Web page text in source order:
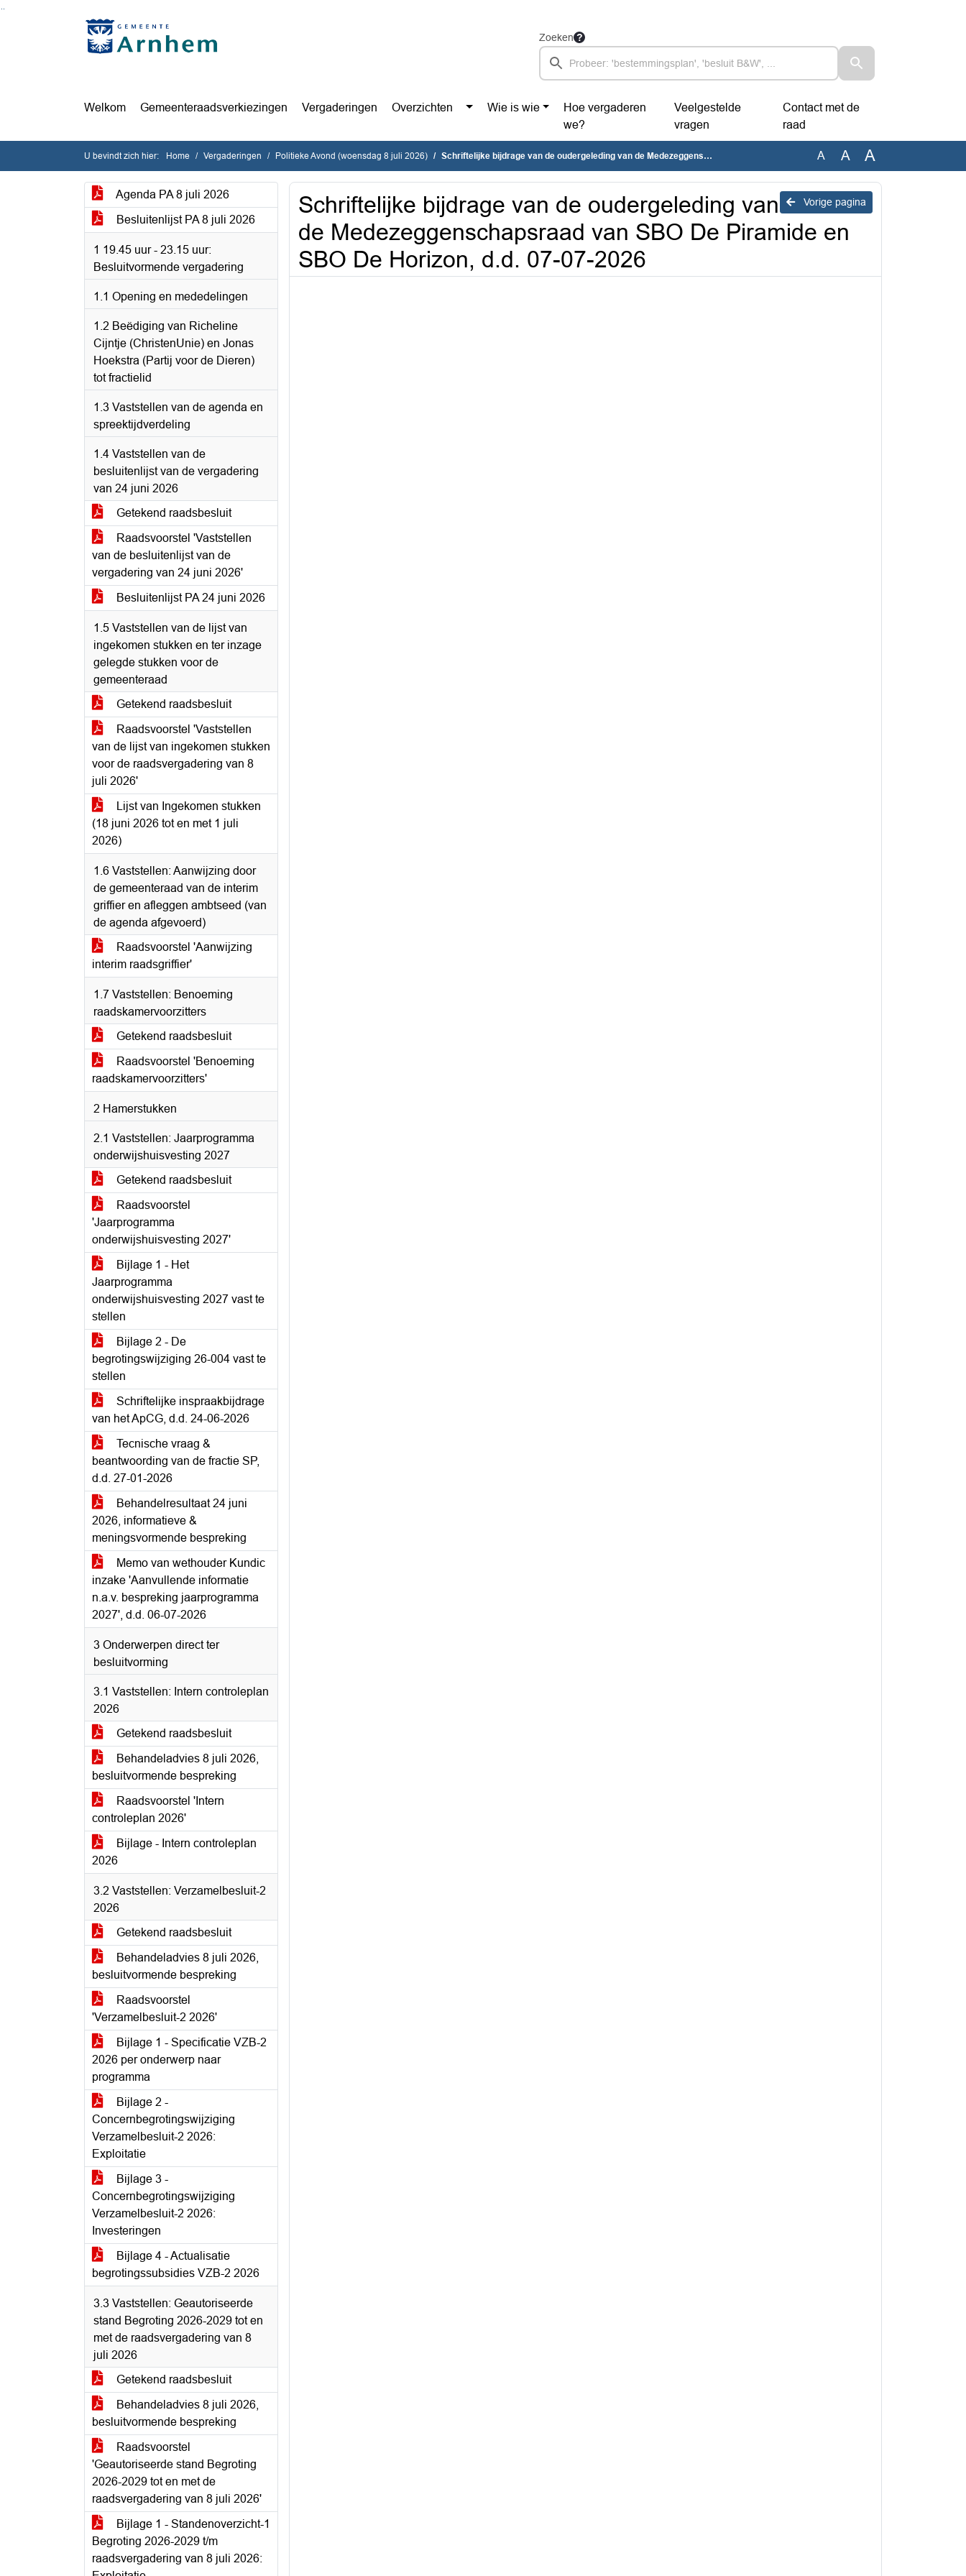
Ga naar de inhoud van deze pagina
Ga naar het zoeken
Ga naar het menu
Zoeken
Welkom Gemeenteraadsverkiezingen Vergaderingen Overzichten Wie is wie
Hoe vergaderen
we?
Veelgestelde
vragen
Contact met de
raad
U bevindt zich hier: Home Vergaderingen Politieke Avond (woensdag 8 juli 2026) Schriftelijke bijdrage van de oudergeleding van de Medezeggenschapsraad van SBO De Piramide en SBO De Horizon, d.d. 07-07-2026 A A A
Agenda PA 8 juli 2026
Besluitenlijst PA 8 juli 2026
1 19.45 uur - 23.15 uur:
Besluitvormende vergadering
1.1 Opening en mededelingen
1.2 Beëdiging van Richeline
Cijntje (ChristenUnie) en Jonas
Hoekstra (Partij voor de Dieren)
tot fractielid
1.3 Vaststellen van de agenda en
spreektijdverdeling
1.4 Vaststellen van de
besluitenlijst van de vergadering
van 24 juni 2026
Getekend raadsbesluit
Raadsvoorstel 'Vaststellen
van de besluitenlijst van de
vergadering van 24 juni 2026'
Besluitenlijst PA 24 juni 2026
1.5 Vaststellen van de lijst van
ingekomen stukken en ter inzage
gelegde stukken voor de
gemeenteraad
Getekend raadsbesluit
Raadsvoorstel 'Vaststellen
van de lijst van ingekomen stukken
voor de raadsvergadering van 8
juli 2026'
Lijst van Ingekomen stukken
(18 juni 2026 tot en met 1 juli
2026)
1.6 Vaststellen: Aanwijzing door
de gemeenteraad van de interim
griffier en afleggen ambtseed (van
de agenda afgevoerd)
Raadsvoorstel 'Aanwijzing
interim raadsgriffier'
1.7 Vaststellen: Benoeming
raadskamervoorzitters
Getekend raadsbesluit
Raadsvoorstel 'Benoeming
raadskamervoorzitters'
2 Hamerstukken
2.1 Vaststellen: Jaarprogramma
onderwijshuisvesting 2027
Getekend raadsbesluit
Raadsvoorstel
'Jaarprogramma
onderwijshuisvesting 2027'
Bijlage 1 - Het
Jaarprogramma
onderwijshuisvesting 2027 vast te
stellen
Bijlage 2 - De
begrotingswijziging 26-004 vast te
stellen
Schriftelijke inspraakbijdrage
van het ApCG, d.d. 24-06-2026
Tecnische vraag &
beantwoording van de fractie SP,
d.d. 27-01-2026
Behandelresultaat 24 juni
2026, informatieve &
meningsvormende bespreking
Memo van wethouder Kundic
inzake 'Aanvullende informatie
n.a.v. bespreking jaarprogramma
2027', d.d. 06-07-2026
3 Onderwerpen direct ter
besluitvorming
3.1 Vaststellen: Intern controleplan
2026
Getekend raadsbesluit
Behandeladvies 8 juli 2026,
besluitvormende bespreking
Raadsvoorstel 'Intern
controleplan 2026'
Bijlage - Intern controleplan
2026
3.2 Vaststellen: Verzamelbesluit-2
2026
Getekend raadsbesluit
Behandeladvies 8 juli 2026,
besluitvormende bespreking
Raadsvoorstel
'Verzamelbesluit-2 2026'
Bijlage 1 - Specificatie VZB-2
2026 per onderwerp naar
programma
Bijlage 2 -
Concernbegrotingswijziging
Verzamelbesluit-2 2026:
Exploitatie
Bijlage 3 -
Concernbegrotingswijziging
Verzamelbesluit-2 2026:
Investeringen
Bijlage 4 - Actualisatie
begrotingssubsidies VZB-2 2026
3.3 Vaststellen: Geautoriseerde
stand Begroting 2026-2029 tot en
met de raadsvergadering van 8
juli 2026
Getekend raadsbesluit
Behandeladvies 8 juli 2026,
besluitvormende bespreking
Raadsvoorstel
'Geautoriseerde stand Begroting
2026-2029 tot en met de
raadsvergadering van 8 juli 2026'
Bijlage 1 - Standenoverzicht-1
Begroting 2026-2029 t/m
raadsvergadering van 8 juli 2026:
Vorige pagina
Schriftelijke bijdrage van de oudergeleding van
de Medezeggenschapsraad van SBO De Piramide en
SBO De Horizon, d.d. 07-07-2026